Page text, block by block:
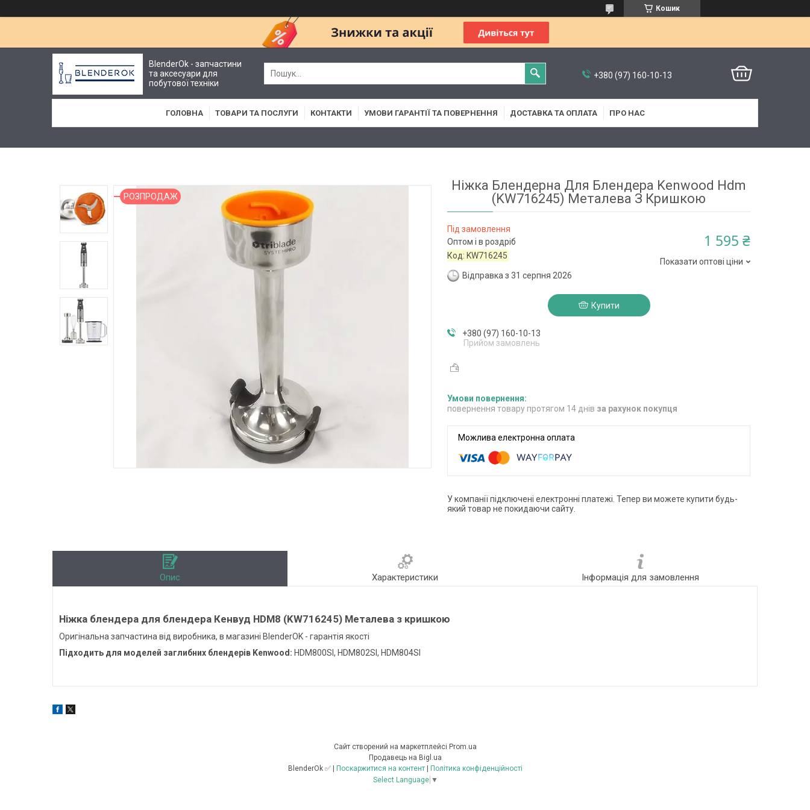
Кошик
BlenderOk - запчастини
та аксесуари для
побутової техніки
+380 (97) 160-10-13
ГОЛОВНА ТОВАРИ ТА ПОСЛУГИ КОНТАКТИ УМОВИ ГАРАНТІЇ ТА ПОВЕРНЕННЯ ДОСТАВКА ТА ОПЛАТА ПРО НАС
РОЗПРОДАЖ
Ніжка Блендерна Для Блендера Kenwood Hdm
(KW716245) Металева З Кришкою
Під замовлення
Оптом і в роздріб
Код: KW716245
Відправка з 31 серпня 2026
1 595 ₴
Показати оптові ціни
Купити
+380 (97) 160-10-13
Прийом замовлень
повернення товару протягом 14 днів за рахунок покупця
У компанії підключені електронні платежі. Тепер ви можете купити будь-
який товар не покидаючи сайту.
Опис Характеристики Інформація для замовлення
Ніжка блендера для блендера Кенвуд HDM8 (KW716245) Металева з кришкою
Оригінальна запчастина від виробника, в магазині BlenderOK - гарантія якості
Підходить для моделей заглибних блендерів Kenwood: HDM800SI, HDM802SI, HDM804SI
Сайт створений на маркетплейсі Prom.ua
Продавець на Bigl.ua
Поскаржитися на контент
Політика конфіденційності
Select Language ▼